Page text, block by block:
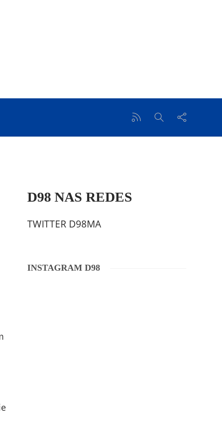
D98 NAS REDES
TWITTER D98MA
INSTAGRAM D98